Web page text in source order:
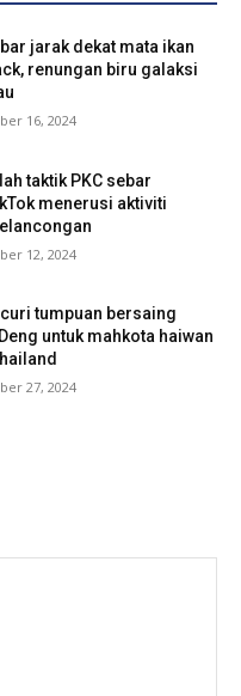
jarak dekat mata ikan
renungan biru galaksi
16, 2024
taktik PKC sebar
menerusi aktiviti
12, 2024
curi tumpuan bersaing
untuk mahkota haiwan
27, 2024